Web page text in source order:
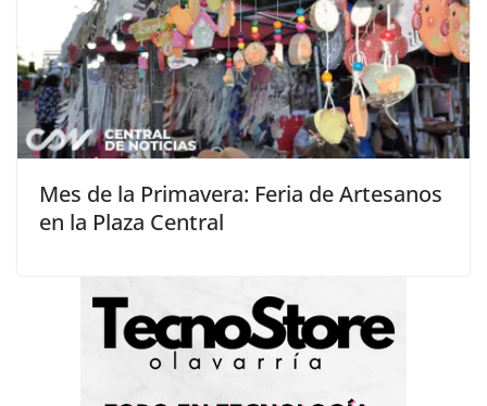
Mes de la Primavera: Feria de Artesanos
en la Plaza Central